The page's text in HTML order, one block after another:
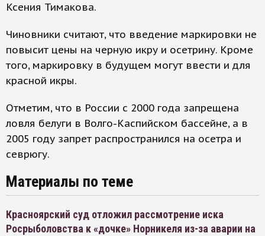
Ксения Тимакова.
Чиновники считают, что введение маркировки не
повысит цены на черную икру и осетрину. Кроме
того, маркировку в будущем могут ввести и для
красной икры.
Отметим, что в России с 2000 года запрещена
ловля белуги в Волго-Каспийском бассейне, а в
2005 году запрет распространился на осетра и
севрюгу.
Материалы по теме
Красноярский суд отложил рассмотрение иска
Росрыболовства к «дочке» Норникеля из-за аварии на